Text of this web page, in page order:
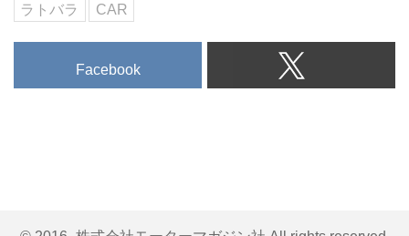
ラトバラ
CAR
Facebook